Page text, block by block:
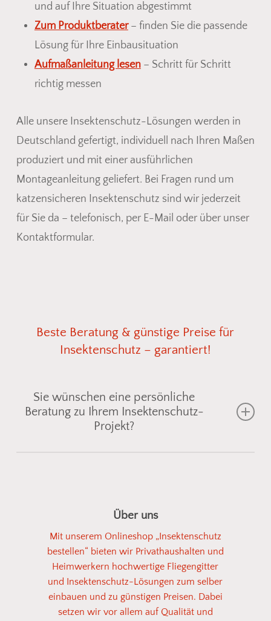
und auf Ihre Situation abgestimmt
Zum Produktberater– finden Sie die passende
Lösung für Ihre Einbausituation
Aufmaßanleitung lesen– Schritt für Schritt
richtig messen
Alle unsere Insektenschutz-Lösungen werden in
Deutschland gefertigt, individuell nach Ihren Maßen
produziert und mit einer ausführlichen
Montageanleitung geliefert. Bei Fragen rund um
katzensicheren Insektenschutz sind wir jederzeit
für Sie da – telefonisch, per E-Mail oder über unser
Kontaktformular.
Beste Beratung & günstige Preise für
Insektenschutz – garantiert!
Sie wünschen eine persönliche
Beratung zu Ihrem Insektenschutz-
Projekt?
Einbausituation. Senden Sie uns einfach ein Foto
vom gewünschten Bereich, und wir zeigen Ihnen
geeigneteFliegengitter oderSpannrahmen
unserem Sortiment. So einfach kann
Insektenschutz sein!
Über uns
Mit unserem Onlineshop „Insektenschutz
bestellen“ bieten wir Privathaushalten und
Heimwerkern hochwertige Fliegengitter
und Insektenschutz-Lösungen zum selber
einbauen und zu günstigen Preisen. Dabei
setzen wir vor allem auf Qualität und